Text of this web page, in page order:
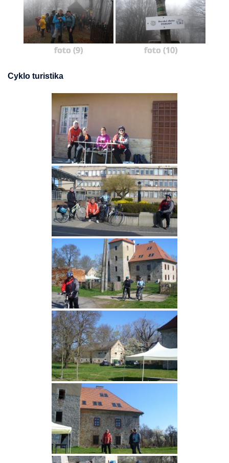
foto (9) foto (10)
Cyklo turistika